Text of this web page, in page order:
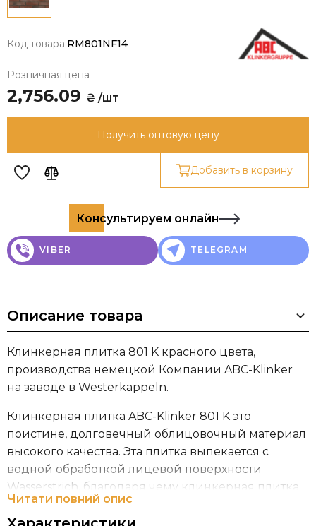
Код товара:RM801NF14
Розничная цена
2,756.09 ₴ /шт
Получить оптовую цену
Добавить в корзину
Консультируем онлайн
VIBER TELEGRAM
Описание товара
Клинкерная плитка 801 K красного цвета,
производства немецкой Компании ABC-Klinker
на заводе в Westerkappeln.
Клинкерная плитка ABC-Klinker 801 K это
поистине, долговечный облицовочный материал
высокого качества. Эта плитка выпекается с
водной обработкой лицевой поверхности
Wasserstrich, благодаря чему клинкерная плитка
имеет текстуру и внешний вид кирпича ручной
формовки. Если Вы хотите построить дом,
Читати повний опис